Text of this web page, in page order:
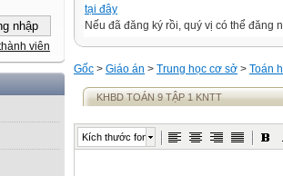
viên
tại đây
Nếu đã đăng ký rồi, quý vị có thể đăng
Gốc > Giáo án > Trung học cơ sở > Toán
KHBD TOÁN 9 TẬP 1 KNTT
Kích thước font